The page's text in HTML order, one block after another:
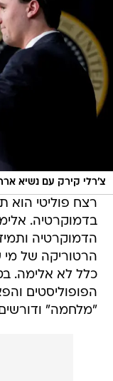
צ'רלי קירק עם נשיא ארה"ב
רצח פוליטי הוא
בדמוקרטיה.
הדמוקרטיה
הרטוריקה של
כלל לא אלימה.
הפופוליסטים
"מלחמה"